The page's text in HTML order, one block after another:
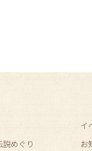
めぐり
イ
お